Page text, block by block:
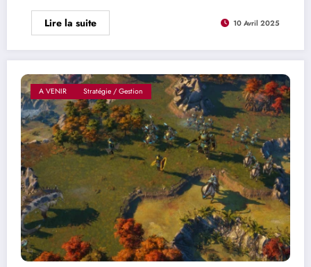
Lire la suite 10 Avril 2025
A VENIR Stratégie / Gestion